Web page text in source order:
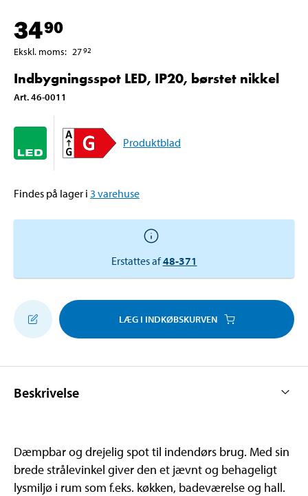
3490
Ekskl. moms: 2792
Indbygningsspot LED, IP20, børstet nikkel
Art.46-0011
Produktblad
Findes på lager i 3 varehuse
Erstattes af48-371
LÆG I INDKØBSKURVEN
Beskrivelse
Dæmpbar og drejelig spot til indendørs brug. Med sin
brede strålevinkel giver den et jævnt og behageligt
lysmiljø i rum som f.eks. køkken, badeværelse og hall.